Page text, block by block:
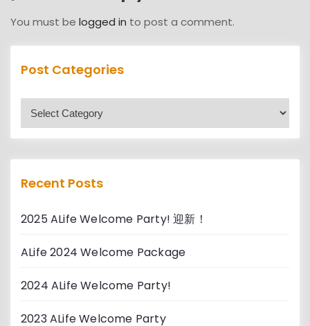
You must be logged in to post a comment.
Post Categories
s
a
e
o
i
s
Recent Posts
2025 ALife Welcome Party! 迎新！
ALife 2024 Welcome Package
2024 ALife Welcome Party!
2023 ALife Welcome Party